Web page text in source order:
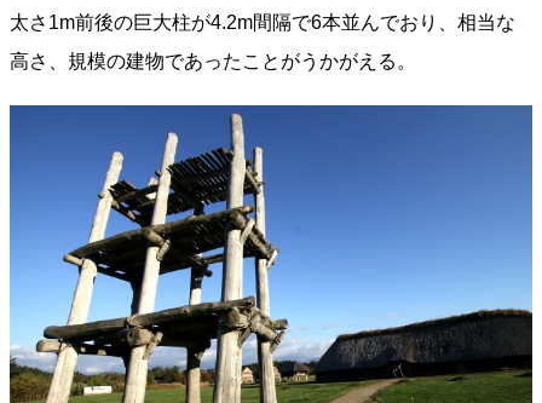
太さ1m前後の巨大柱が4.2m間隔で6本並んでおり、相当な
高さ、規模の建物であったことがうかがえる。